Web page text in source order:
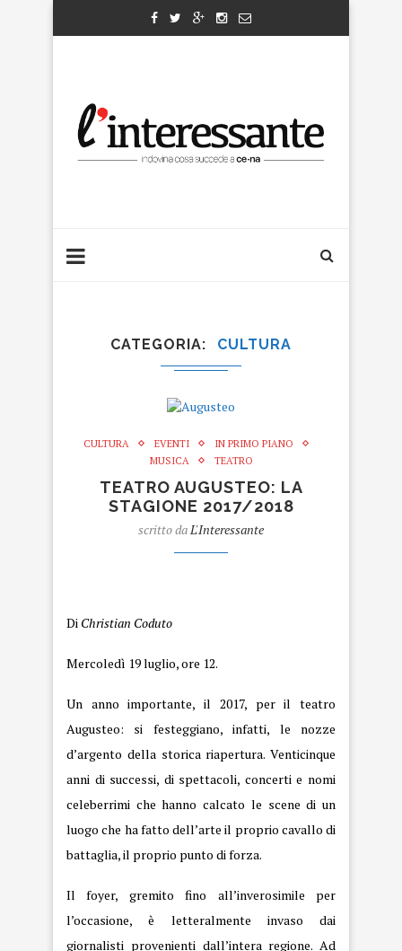
CATEGORIA CULTURA
CULTURA EVENTI
IN PRIMO PIANO
MUSICA
TEATRO
TEATRO AUGUSTEO: LA
STAGIONE 2017/2018
scritto da L'Interessante
Di Christian Coduto
Mercoledì 19 luglio, ore 12.
Un anno importante, il 2017, per il teatro
Augusteo: si festeggiano, infatti, le nozze
d’argento della storica riapertura. Venticinque
anni di successi, di spettacoli, concerti e nomi
celeberrimi che hanno calcato le scene di un
luogo che ha fatto dell’arte il proprio cavallo di
battaglia, il proprio punto di forza.
Il foyer, gremito fino all’inverosimile per
l’occasione, è letteralmente invaso dai
giornalisti provenienti dall’intera regione. Ad